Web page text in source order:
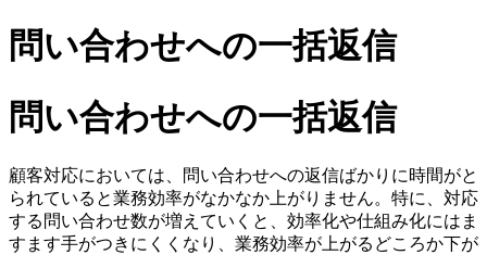
問い合わせへの一括返信
問い合わせへの一括返信
顧客対応においては、問い合わせへの返信ばかりに時間がと
られていると業務効率がなかなか上がりません。特に、対応
する問い合わせ数が増えていくと、効率化や仕組み化にはま
すます手がつきにくくなり、業務効率が上がるどころか下が